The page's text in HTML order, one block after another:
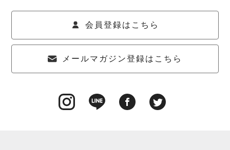
会員登録はこちら
メールマガジン登録はこちら